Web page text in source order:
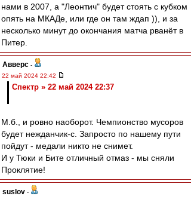
нами в 2007, а "Леонтич" будет стоять с кубком
опять на МКАДе, или где он там ждап )), и за
несколько минут до окончания матча рванёт в
Питер.
Авверс -
22 май 2024 22:42
Спектр » 22 май 2024 22:37
М.б., и ровно наоборот. Чемпионство мусоров
будет нежданчик-с. Запросто по нашему пути
пойдут - медали никто не снимет.
И у Тюки и Бите отличный отмаз - мы сняли
Проклятие!
suslov -